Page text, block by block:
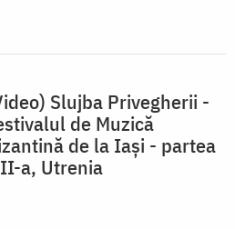
Slujba Privegherii -
de Muzică
de la Iași - partea
a, Utrenia